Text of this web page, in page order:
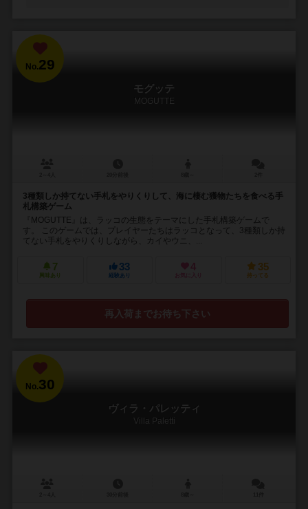
No.29
モグッテ
MOGUTTE
3種類しか持てない手札をやりくりして、海に棲む獲物たちを食べる手
札構築ゲーム
『MOGUTTE』は、ラッコの生態をテーマにした手札構築ゲームで
す。 このゲームでは、プレイヤーたちはラッコとなって、3種類しか持
てない手札をやりくりしながら、カイやウニ、...
7
興味あり
33
経験あり
4
お気に入り
35
持ってる
再入荷までお待ち下さい
No.30
ヴィラ・パレッティ
Villa Paletti